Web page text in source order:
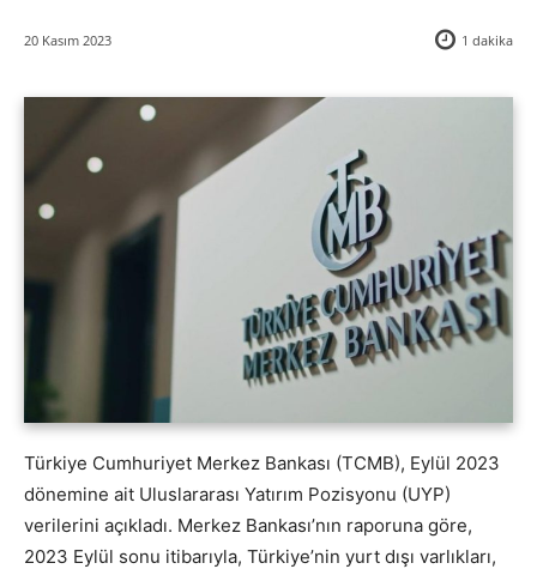
20 Kasım 2023 1 dakika
Türkiye Cumhuriyet Merkez Bankası (TCMB), Eylül 2023
dönemine ait Uluslararası Yatırım Pozisyonu (UYP)
verilerini açıkladı. Merkez Bankası’nın raporuna göre,
2023 Eylül sonu itibarıyla, Türkiye’nin yurt dışı varlıkları,